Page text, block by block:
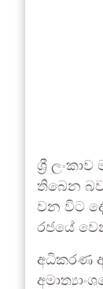
ශ්‍රී
තිබෙන
වන විට
රජයේ
අධිකරණ